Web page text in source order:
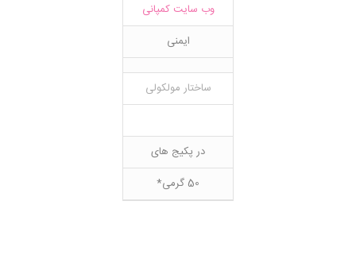
وب سایت کمپانی
ایمنی
ساختار مولکولی
در پکیج های
50 گرمی*